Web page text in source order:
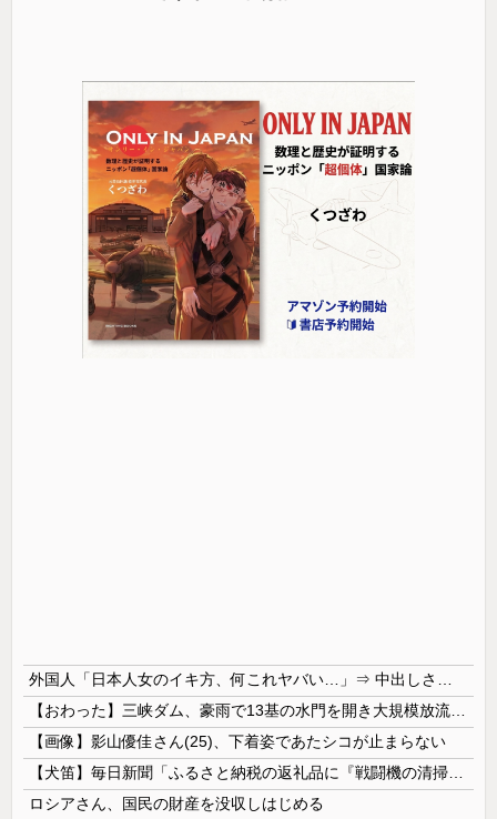
【画像】影山優佳さん(25)、下着姿であたシコが止まらない
ロシアさん、国民の財産を没収しはじめる